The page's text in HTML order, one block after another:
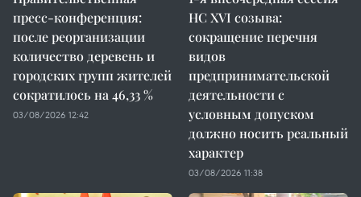
пресс-конференция:
после реорганизации
количество деревень и
городских групп жителей
сократилось на 46,33 %
03/08/2026 12:42
НС XVI созыва:
сокращение перечня
видов
предпринимательской
деятельности с
условным допуском
должно носить реальный
характер
03/08/2026 11:38